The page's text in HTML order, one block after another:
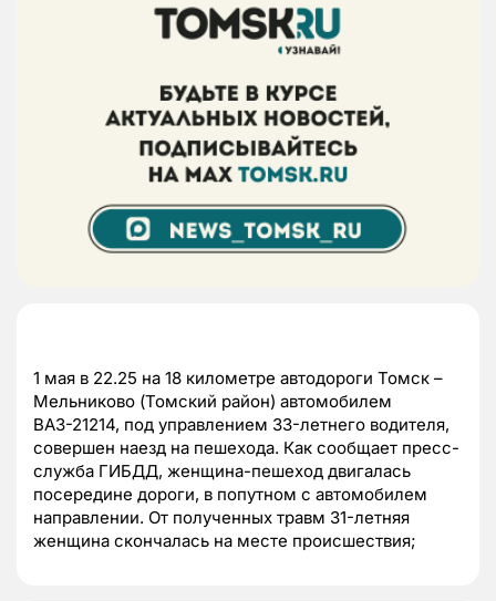
1 мая в 22.25 на 18 километре автодороги Томск –
Мельниково (Томский район) автомобилем
ВАЗ-21214, под управлением 33-летнего водителя,
совершен наезд на пешехода. Как сообщает пресс-
служба ГИБДД, женщина-пешеход двигалась
посередине дороги, в попутном с автомобилем
направлении. От полученных травм 31-летняя
женщина скончалась на месте происшествия;